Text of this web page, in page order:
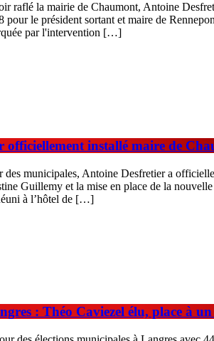
raflé la mairie de Chaumont, Antoine
le président sortant et maire de
par l'intervention […]
officiellement installé maire de
municipales, Antoine Desfretier a
Guillemy et la mise en place de la
à l’hôtel de […]
: Théo Caviezel élu, place à